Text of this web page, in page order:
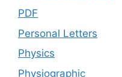
PDF
Personal Letters
Physics
Physiographic